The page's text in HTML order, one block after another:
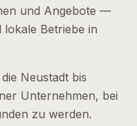
und Angebote —
Betriebe in
Neustadt bis
Unternehmen, bei
zu werden.